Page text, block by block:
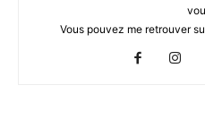
Vous pouvez me retrouver